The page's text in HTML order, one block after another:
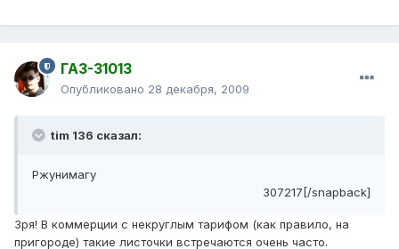
ГАЗ-31013
Опубликовано 28 декабря, 2009
tim 136 сказал:
Ржунимагу
307217[/snapback]
Зря! В коммерции с некруглым тарифом (как правило, на
пригороде) такие листочки встречаются очень часто.